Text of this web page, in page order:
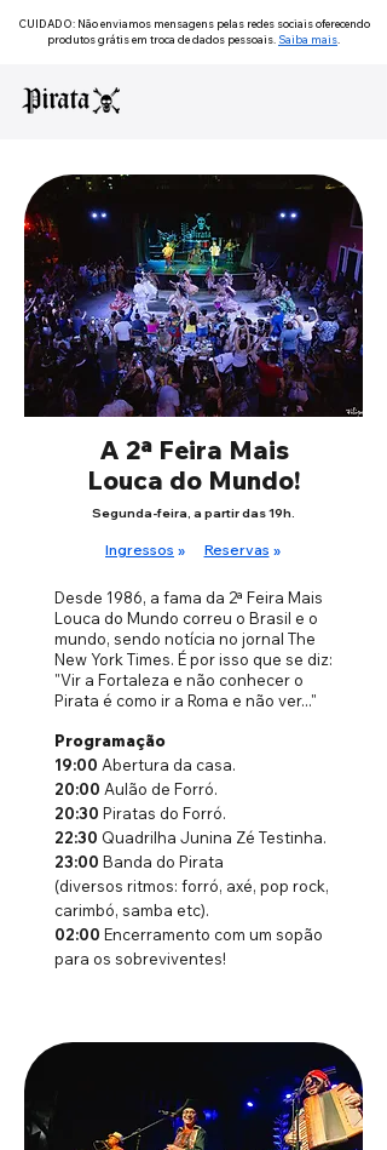
CUIDADO: Não enviamos mensagens pelas redes sociais oferecendo
produtos grátis em troca de dados pessoais. Saiba mais
A 2ª Feira Mais
Louca do Mundo!
Segunda-feira, a partir das 19h.
Ingressos » Reservas »
Desde 1986, a fama da 2ª Feira Mais
Louca do Mundo correu o Brasil e o
mundo, sendo notícia no jornal The
New York Times. É por isso que se diz:
"Vir a Fortaleza e não conhecer o
Pirata é como ir a Roma e não ver..."
Programação
19:00 Abertura da casa.
20:00 Aulão de Forró.
20:30 Piratas do Forró.
22:30 Quadrilha Junina Zé Testinha.
23:00 Banda do Pirata
(diversos ritmos: forró, axé, pop rock,
carimbó, samba etc).
02:00 Encerramento com um sopão
para os sobreviventes!